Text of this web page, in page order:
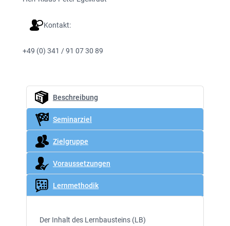
Kontakt:
+49 (0) 341 / 91 07 30 89
Beschreibung
Seminarziel
Zielgruppe
Voraussetzungen
Lernmethodik
Der Inhalt des Lernbausteins (LB)